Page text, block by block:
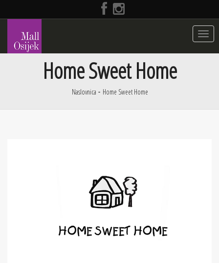
Toggle
Home Sweet Home
Naslovnica Home Sweet Home